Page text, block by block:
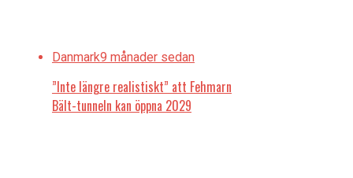
Danmark9 månader sedan
”Inte längre realistiskt” att Fehmarn
Bält-tunneln kan öppna 2029